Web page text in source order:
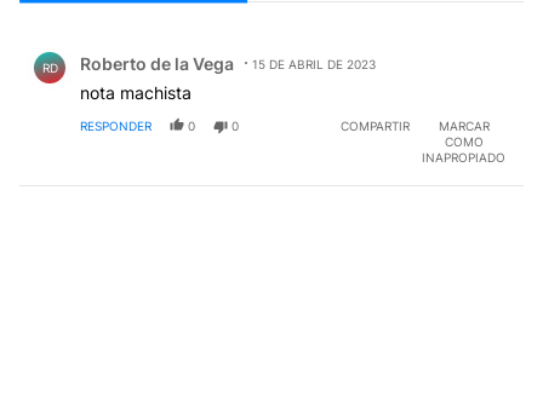
RD Roberto de la Vega 15 DE ABRIL DE 2023
nota machista
RESPONDER 0 0 COMPARTIR
MARCAR
COMO
INAPROPIADO